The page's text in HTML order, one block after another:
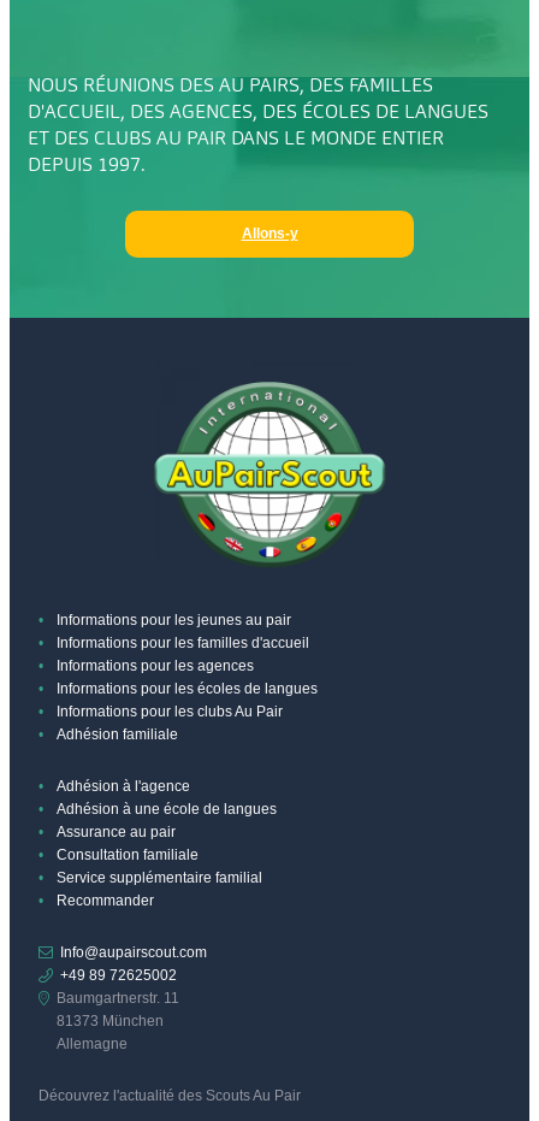
NOUS RÉUNIONS DES AU PAIRS, DES FAMILLES
D'ACCUEIL, DES AGENCES, DES ÉCOLES DE LANGUES
ET DES CLUBS AU PAIR DANS LE MONDE ENTIER
DEPUIS 1997.
Allons-y
Informations pour les jeunes au pair
Informations pour les familles d'accueil
Informations pour les agences
Informations pour les écoles de langues
Informations pour les clubs Au Pair
Adhésion familiale
Adhésion à l'agence
Adhésion à une école de langues
Assurance au pair
Consultation familiale
Service supplémentaire familial
Recommander
Info@aupairscout.com
+49 89 72625002
Baumgartnerstr. 11
81373 München
Allemagne
Découvrez l'actualité des Scouts Au Pair